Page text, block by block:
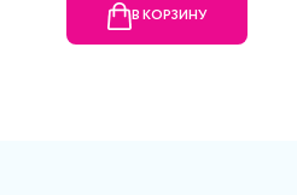
В КОРЗИНУ